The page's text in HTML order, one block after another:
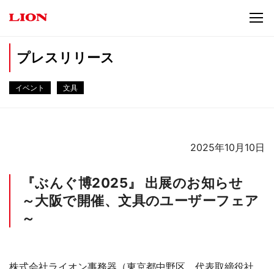
プレスリリース
イベント 文具
2025年10月10日
『ぶんぐ博2025』 出展のお知らせ
～大阪で開催、文具のユーザーフェア
～
株式会社ライオン事務器（東京都中野区、代表取締役社